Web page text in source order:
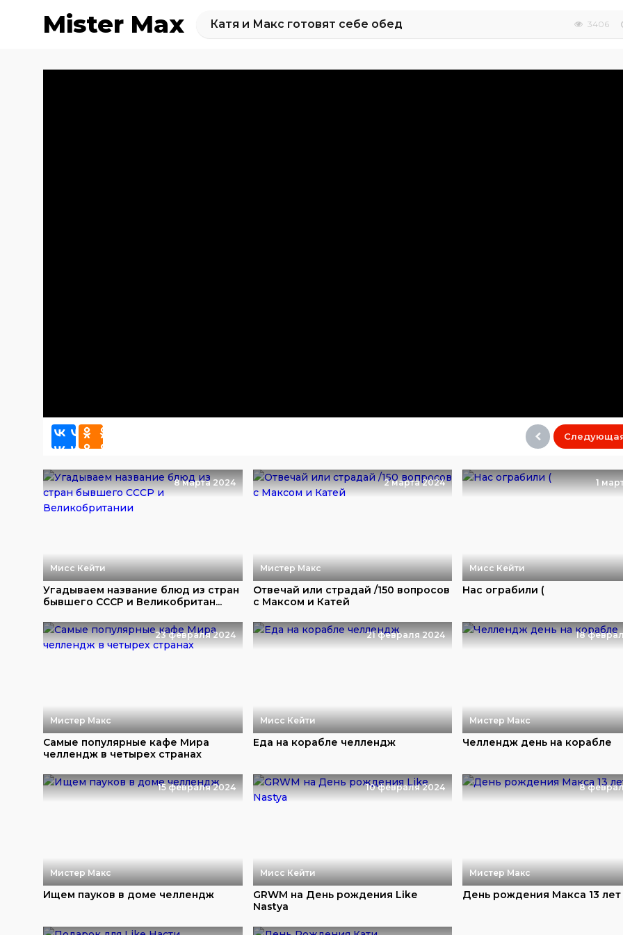
Mister Max Катя и Макс готовят себе обед 3406
8 марта 2024
Мисс Кейти
Угадываем название блюд из стран
бывшего СССР и Великобритан...
2 марта 2024
Мистер Макс
Отвечай или страдай /150 вопросов
с Максом и Катей
1
Мисс Кейти
Нас ограбили (
23 февраля 2024
Мистер Макс
Самые популярные кафе Мира
челлендж в четырех странах
21 февраля 2024
Мисс Кейти
Еда на корабле челлендж
18
Мистер Макс
Челлендж день на корабле
15 февраля 2024
Мистер Макс
Ищем пауков в доме челлендж
10 февраля 2024
Мисс Кейти
GRWM на День рождения Like
Nastya
8
Мистер Макс
День рождения Макса 13 лет